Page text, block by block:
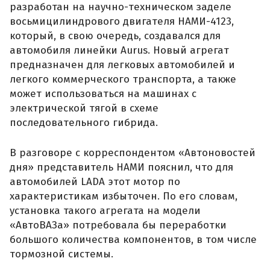
разработан на научно-техническом заделе
восьмицилиндрового двигателя НАМИ-4123,
который, в свою очередь, создавался для
автомобиля линейки Aurus. Новый агрегат
предназначен для легковых автомобилей и
легкого коммерческого транспорта, а также
может использоваться на машинах с
электрической тягой в схеме
последовательного гибрида.
В разговоре с корреспондентом «Автоновостей
дня» представитель НАМИ пояснил, что для
автомобилей LADA этот мотор по
характеристикам избыточен. По его словам,
установка такого агрегата на модели
«АвтоВАЗа» потребовала бы переработки
большого количества компонентов, в том числе
тормозной системы.